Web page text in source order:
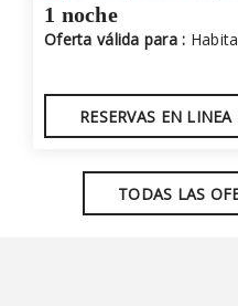
1 noche
Oferta válida para :
RESERVAS EN LINEA
TODAS LAS